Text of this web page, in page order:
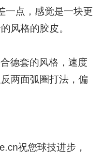
一点，感觉是一块更
风格的胶皮。
德套的风格，速度
两面弧圈打法，偏
祝您球技进步，